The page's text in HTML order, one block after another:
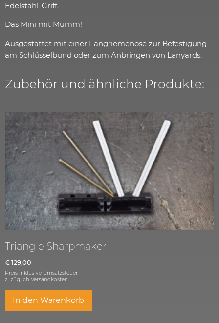
Edelstahl-Griff.
Das Mini mit Mumm!
Ausgestattet mit einer Fangriemenöse zur Befestigung
am Schlüsselbund oder zum Anbringen von Lanyards.
Zubehör und ähnliche Produkte:
Triangle Sharpmaker
€ 129,00
Preis inklusive Umsatzsteuer
zuzüglich Versandkosten.
In den Warenkorb